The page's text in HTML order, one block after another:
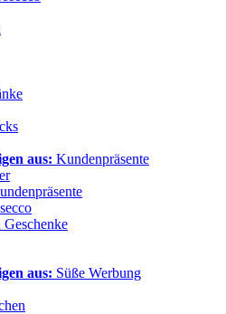
aus: Kundenpräsente
Geschenke
aus: Süße Werbung